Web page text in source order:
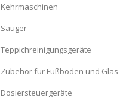
Kehrmaschinen
Sauger
Teppichreinigungsgeräte
Zubehör für Fußböden und Glas
Dosiersteuergeräte